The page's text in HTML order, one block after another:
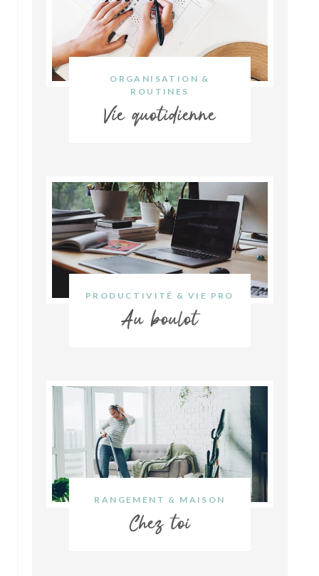
ORGANISATION &
ROUTINES
Vie quotidienne
PRODUCTIVITÉ & VIE PRO
Au boulot
RANGEMENT & MAISON
Chez toi